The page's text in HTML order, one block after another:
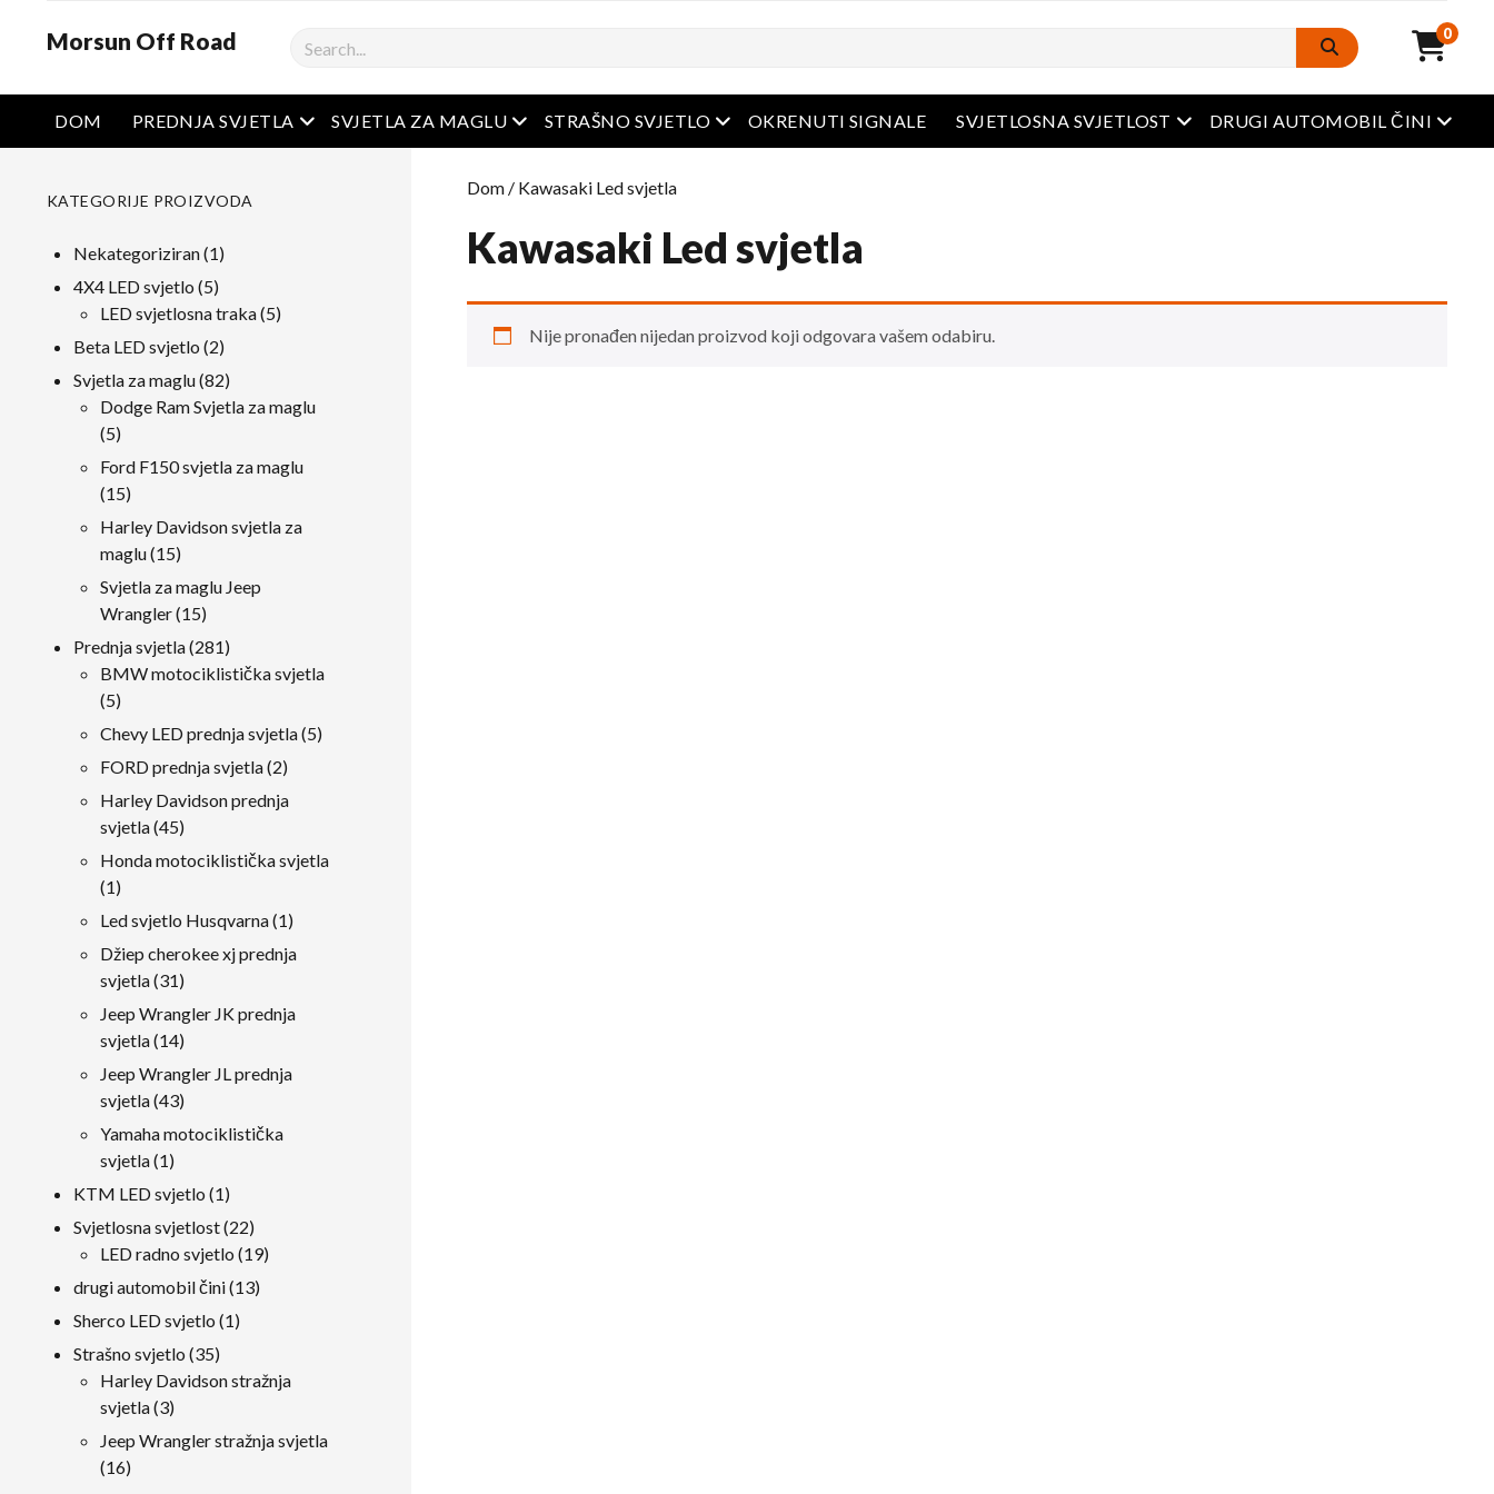
Morsun Off Road Pretraživanje 0
DOM PREDNJA SVJETLA Otvoreni izbornik
SVJETLA ZA MAGLU Otvoreni izbornik
STRAŠNO SVJETLO Otvoreni izbornik
OKRENUTI SIGNALE SVJETLOSNA SVJETLOST Otvoreni izbornik
DRUGI AUTOMOBIL ČINI
Dom / Kawasaki Led svjetla
Kawasaki Led svjetla
Nije pronađen nijedan proizvod koji odgovara vašem odabiru.
KATEGORIJE PROIZVODA
Nekategoriziran 11
4X4 LED svjetlo 55
proizvodi
LED svjetlosna traka 55
Beta LED svjetlo 22
proizvodi
Svjetla za maglu 8282
proizvodi
Dodge Ram Svjetla za maglu
55
proizvodi
Ford F150 svjetla za maglu
1515
proizvodi
Harley Davidson svjetla za
maglu 1515
proizvodi
Svjetla za maglu Jeep
Wrangler 1515
proizvodi
Prednja svjetla 281281
proizvodi
BMW motociklistička svjetla
55
proizvodi
Chevy LED prednja svjetla 55
FORD prednja svjetla 22
Harley Davidson prednja
svjetla 4545
proizvodi
Honda motociklistička svjetla
11
proizvod
Led svjetlo Husqvarna 11
Džiep cherokee xj prednja
svjetla 3131
proizvodi
Jeep Wrangler JK prednja
svjetla 1414
proizvodi
Jeep Wrangler JL prednja
svjetla 4343
proizvodi
Yamaha motociklistička
svjetla 11
proizvod
KTM LED svjetlo 11
proizvod
Svjetlosna svjetlost 2222
proizvodi
LED radno svjetlo 1919
drugi automobil čini 1313
Sherco LED svjetlo 11
Strašno svjetlo 3535
proizvodi
Harley Davidson stražnja
svjetla 33
proizvodi
Jeep Wrangler stražnja svjetla
1616